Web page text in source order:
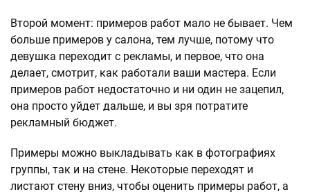
Второй момент: примеров работ мало не бывает. Чем
больше примеров у салона, тем лучше, потому что
девушка переходит с рекламы, и первое, что она
делает, смотрит, как работали ваши мастера. Если
примеров работ недостаточно и ни один не зацепил,
она просто уйдет дальше, и вы зря потратите
рекламный бюджет.
Примеры можно выкладывать как в фотографиях
группы, так и на стене. Некоторые переходят и
листают стену вниз, чтобы оценить примеры работ, а